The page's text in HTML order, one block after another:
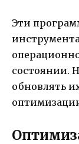
Эти
состоянии.
обновлять